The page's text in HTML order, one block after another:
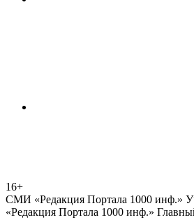
16+
СМИ «Редакция Портала 1000 инф.»
«Редакция Портала 1000 инф.»